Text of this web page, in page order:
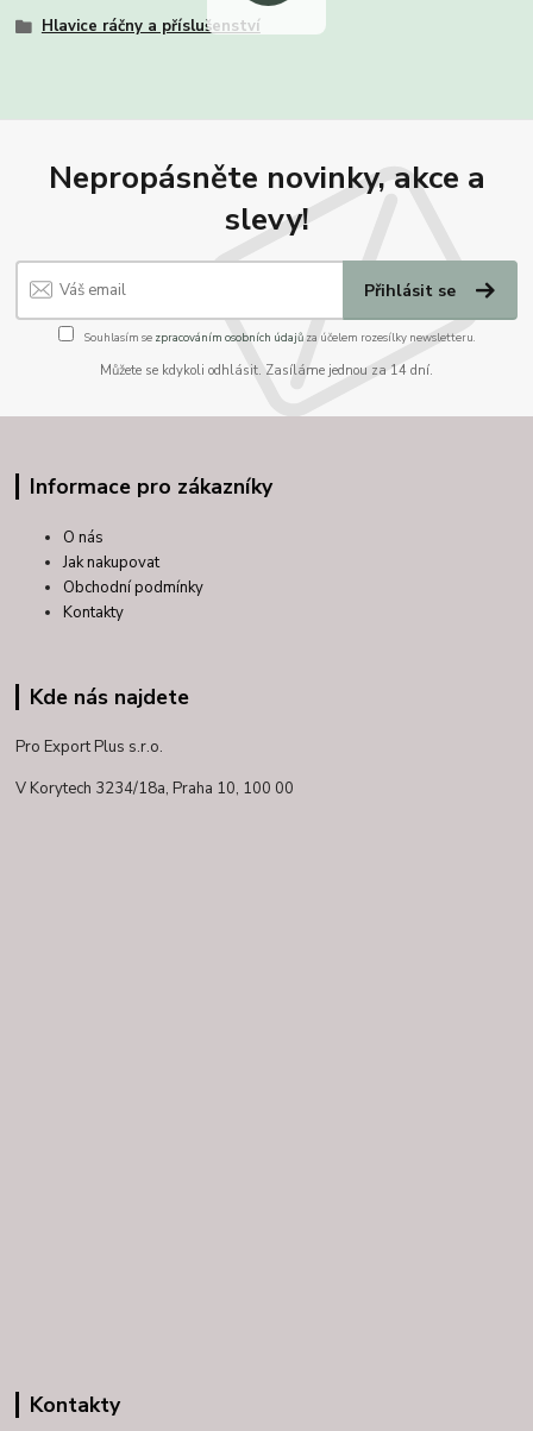
Hlavice ráčny a příslušenství
Nepropásněte novinky, akce a
slevy!
Přihlásit se
Souhlasím se zpracováním osobních údajůza účelem rozesílky newsletteru.
Můžete se kdykoli odhlásit. Zasíláme jednou za 14 dní.
Informace pro zákazníky
O nás
Jak nakupovat
Obchodní podmínky
Kontakty
Kde nás najdete
Pro Export Plus s.r.o.
V Korytech 3234/18a, Praha 10, 100 00
Kontakty